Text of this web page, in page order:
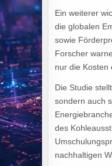
Ein weiterer
die globalen
sowie
Forscher
nur die Kosten
Die Studie
sondern auch
des
nachhaltigen